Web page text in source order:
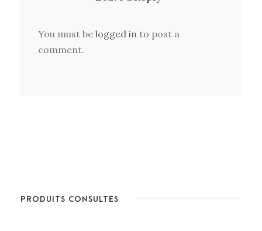
You must be logged in to post a
comment.
PRODUITS CONSULTÉS